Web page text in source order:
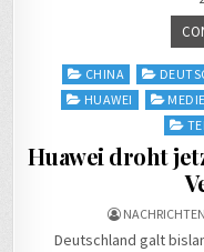
Posted
in
CHINA
HUAWEI
Huawei droht
Deutschland galt